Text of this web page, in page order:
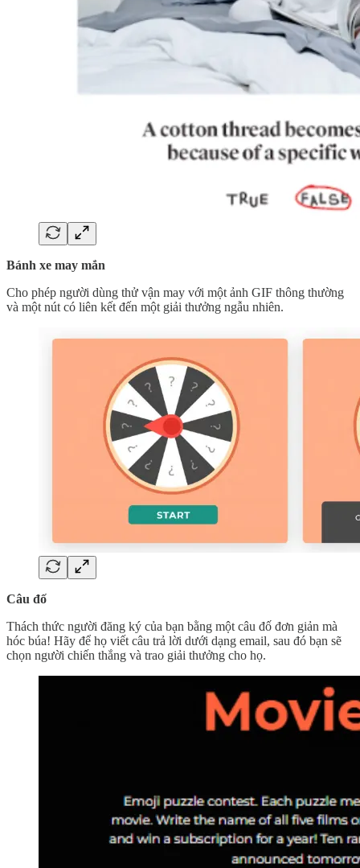
Bánh xe may mắn
Cho phép người dùng thử vận ​​may với một ảnh GIF thông thường
và một nút có liên kết đến một giải thưởng ngẫu nhiên.
Câu đố
Thách thức người đăng ký của bạn bằng một câu đố đơn giản mà
hóc búa! Hãy để họ viết câu trả lời dưới dạng email, sau đó bạn sẽ
chọn người chiến thắng và trao giải thưởng cho họ.